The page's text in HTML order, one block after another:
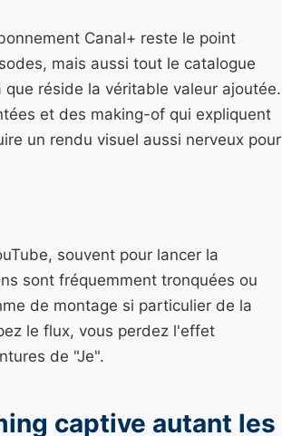
Canal+ reste le point
mais aussi tout le catalogue
réside la véritable valeur ajoutée.
et des making-of qui expliquent
un rendu visuel aussi nerveux pour
souvent pour lancer la
sont fréquemment tronquées ou
de montage si particulier de la
le flux, vous perdez l'effet
de "Je".
captive autant les